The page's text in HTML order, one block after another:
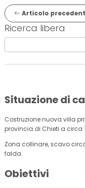
Articolo
Ricerca libera
Situazione di
Costruzione nuova villa
provincia di Chieti a circa
Zona collinare, scavo
falda.
Obiettivi